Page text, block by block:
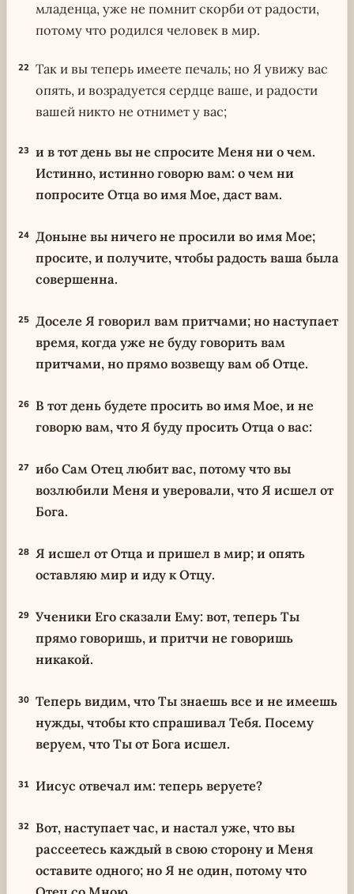
младенца, уже не помнит скорби от радости,
потому что родился человек в мир.
22 Так и вы теперь имеете печаль; но Я увижу вас
опять, и возрадуется сердце ваше, и радости
вашей никто не отнимет у вас;
23 и в тот день вы не спросите Меня ни о чем.
Истинно, истинно говорю вам: о чем ни
попросите Отца во имя Мое, даст вам.
24 Доныне вы ничего не просили во имя Мое;
просите, и получите, чтобы радость ваша была
совершенна.
25 Доселе Я говорил вам притчами; но наступает
время, когда уже не буду говорить вам
притчами, но прямо возвещу вам об Отце.
26 В тот день будете просить во имя Мое, и не
говорю вам, что Я буду просить Отца о вас:
27 ибо Сам Отец любит вас, потому что вы
возлюбили Меня и уверовали, что Я исшел от
Бога.
28 Я исшел от Отца и пришел в мир; и опять
оставляю мир и иду к Отцу.
29 Ученики Его сказали Ему: вот, теперь Ты
прямо говоришь, и притчи не говоришь
никакой.
30 Теперь видим, что Ты знаешь все и не имеешь
нужды, чтобы кто спрашивал Тебя. Посему
веруем, что Ты от Бога исшел.
31 Иисус отвечал им: теперь веруете?
32 Вот, наступает час, и настал уже, что вы
рассеетесь каждый в свою сторону и Меня
оставите одного; но Я не один, потому что